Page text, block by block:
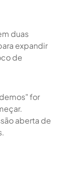
duas
expandir
de
for
aberta de